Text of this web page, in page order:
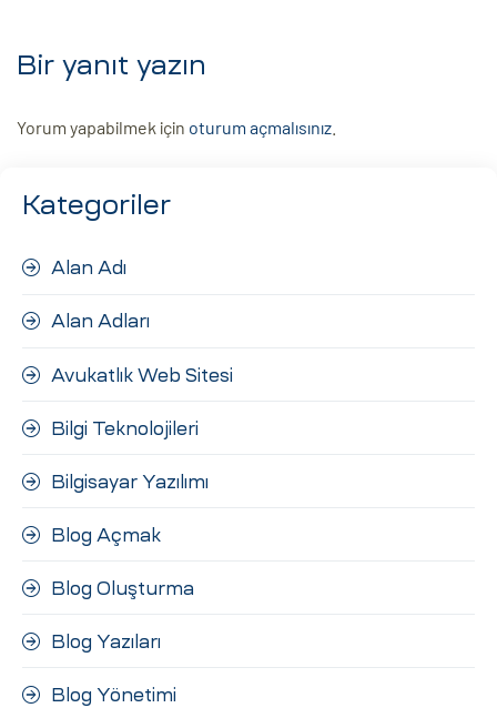
Bir yanıt yazın
Yorum yapabilmek için oturum açmalısınız
Kategoriler
Alan Adı
Alan Adları
Avukatlık Web Sitesi
Bilgi Teknolojileri
Bilgisayar Yazılımı
Blog Açmak
Blog Oluşturma
Blog Yazıları
Blog Yönetimi